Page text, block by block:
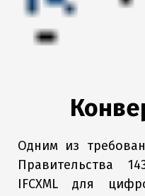
Одним из
Правительства
IFCXML для